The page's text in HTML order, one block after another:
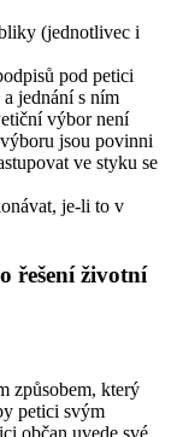
(jednotlivec i
pod petici
jednání s ním
výbor není
jsou povinni
ve styku se
je-li to v
řešení životní
způsobem, který
petici svým
občan uvede své